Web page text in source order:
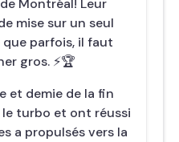
Montréal! Leur
mise sur un seul
parfois, il faut
gros. ⚡️🏆
et demie de la fin
turbo et ont réussi
a propulsés vers la